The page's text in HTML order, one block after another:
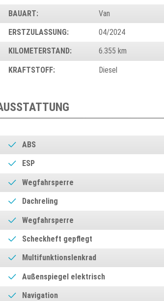
BAUART: Van
ERSTZULASSUNG: 04/2024
KILOMETERSTAND: 6.355 km
KRAFTSTOFF: Diesel
ABS
ESP
Wegfahrsperre
Dachreling
Wegfahrsperre
Scheckheft gepflegt
Multifunktionslenkrad
Außenspiegel elektrisch
Navigation